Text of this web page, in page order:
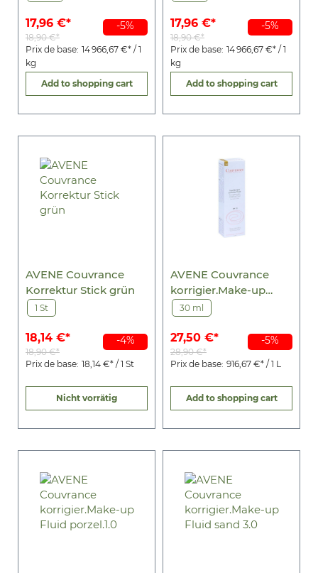
-5%
17,96 €*
18,90 €*
Prix de base: 14 966,67 €* / 1
kg
Add to shopping cart
-5%
17,96 €*
18,90 €*
Prix de base: 14 966,67 €* / 1
kg
Add to shopping cart
-4%
AVENE Couvrance
Korrektur Stick grün
1 St
18,14 €*
18,90 €*
Prix de base: 18,14 €* / 1 St
Nicht vorrätig
-5%
AVENE Couvrance
korrigier.Make-up
Fluid honig 4.0
30 ml
27,50 €*
28,90 €*
Prix de base: 916,67 €* / 1 L
Add to shopping cart